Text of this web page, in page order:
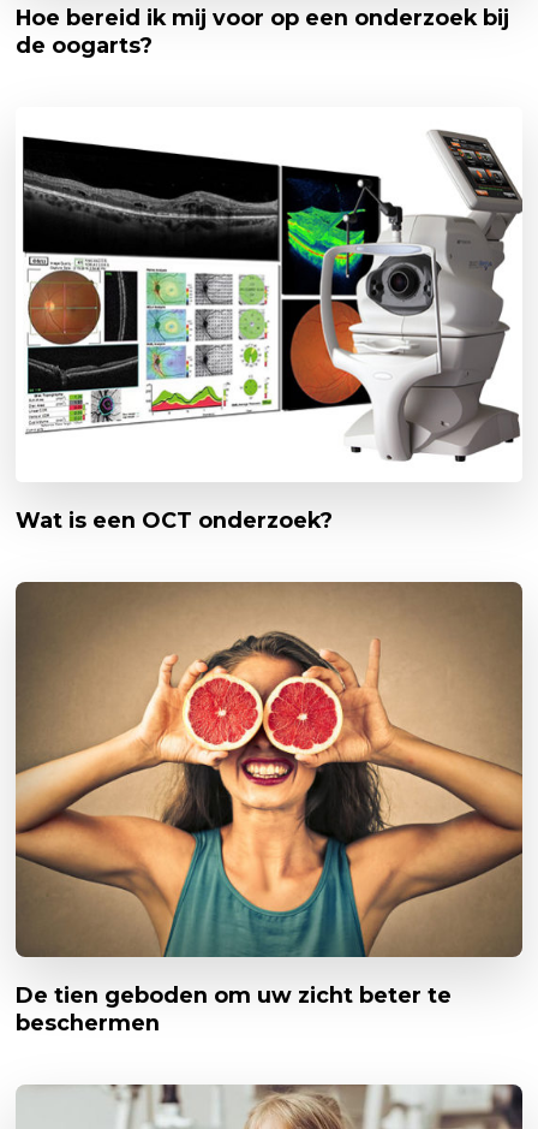
Hoe bereid ik mij voor op een onderzoek bij
de oogarts?
Wat is een OCT onderzoek?
De tien geboden om uw zicht beter te
beschermen